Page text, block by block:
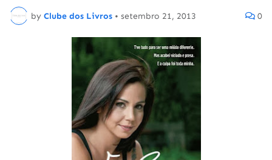
by Clube dos Livros • setembro 21, 2013 0